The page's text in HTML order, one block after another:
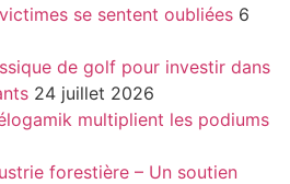
se sentent oubliées 6
de golf pour investir dans
24 juillet 2026
multiplient les podiums
forestière – Un soutien